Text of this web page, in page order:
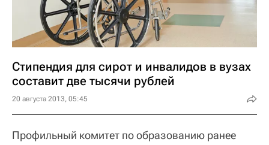
Стипендия для сирот и инвалидов в вузах
составит две тысячи рублей
20 августа 2013, 05:45
Профильный комитет по образованию ранее